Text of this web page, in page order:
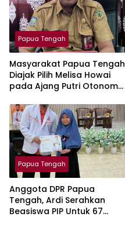
Papua Tengah
Masyarakat Papua Tengah
Diajak Pilih Melisa Howai
pada Ajang Putri Otonom
Papua Tengah
Anggota DPR Papua
Tengah, Ardi Serahkan
Beasiswa PIP Untuk 67